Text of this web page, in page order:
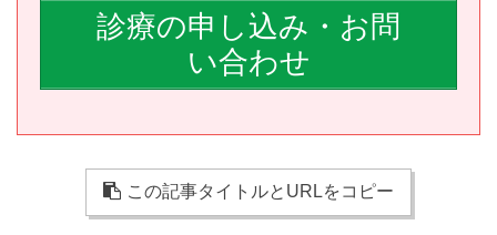
診療の申し込み・お問
い合わせ
この記事タイトルとURLをコピー